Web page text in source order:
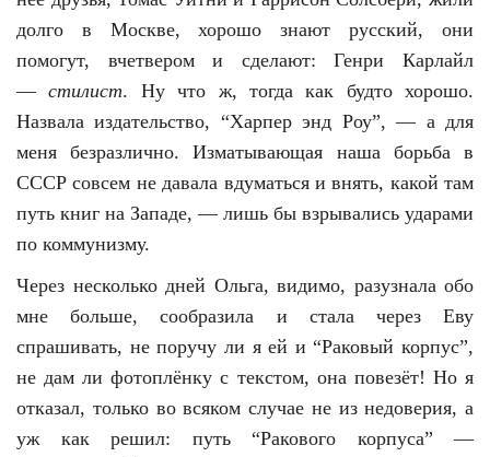
долго в Москве, хорошо знают русский, они
помогут, вчетвером и сделают: Генри Карлайл
—стилист. Ну что ж, тогда как будто хорошо.
Назвала издательство, “Харпер энд Роу”, — а для
меня безразлично. Изматывающая наша борьба в
СССР совсем не давала вдуматься и внять, какой там
путь книг на Западе, — лишь бы взрывались ударами
по коммунизму.
Через несколько дней Ольга, видимо, разузнала обо
мне больше, сообразила и стала через Еву
спрашивать, не поручу ли я ей и “Раковый корпус”,
не дам ли фотоплёнку с текстом, она повезёт! Но я
отказал, только во всяком случае не из недоверия, а
уж как решил: путь “Ракового корпуса” —